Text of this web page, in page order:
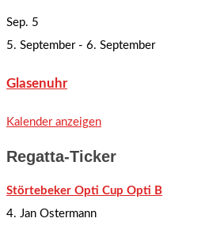
Sep. 5
5. September- 6. September
Glasenuhr
Kalender anzeigen
Regatta-Ticker
Störtebeker Opti Cup Opti B
4. Jan Ostermann